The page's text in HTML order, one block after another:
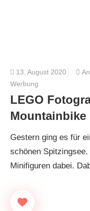
13. August 2020
Werbung
LEGO
Gestern ging es für
schönen
Minifiguren dabei.